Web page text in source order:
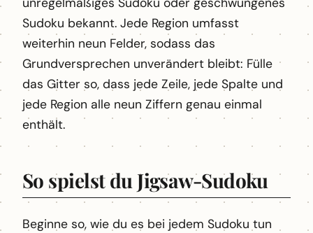
Sudoku bekannt. Jede Region umfasst
weiterhin neun Felder, sodass das
Grundversprechen unverändert bleibt: Fülle
das Gitter so, dass jede Zeile, jede Spalte und
jede Region alle neun Ziffern genau einmal
enthält.
So spielst du Jigsaw-Sudoku
Beginne so, wie du es bei jedem Sudoku tun